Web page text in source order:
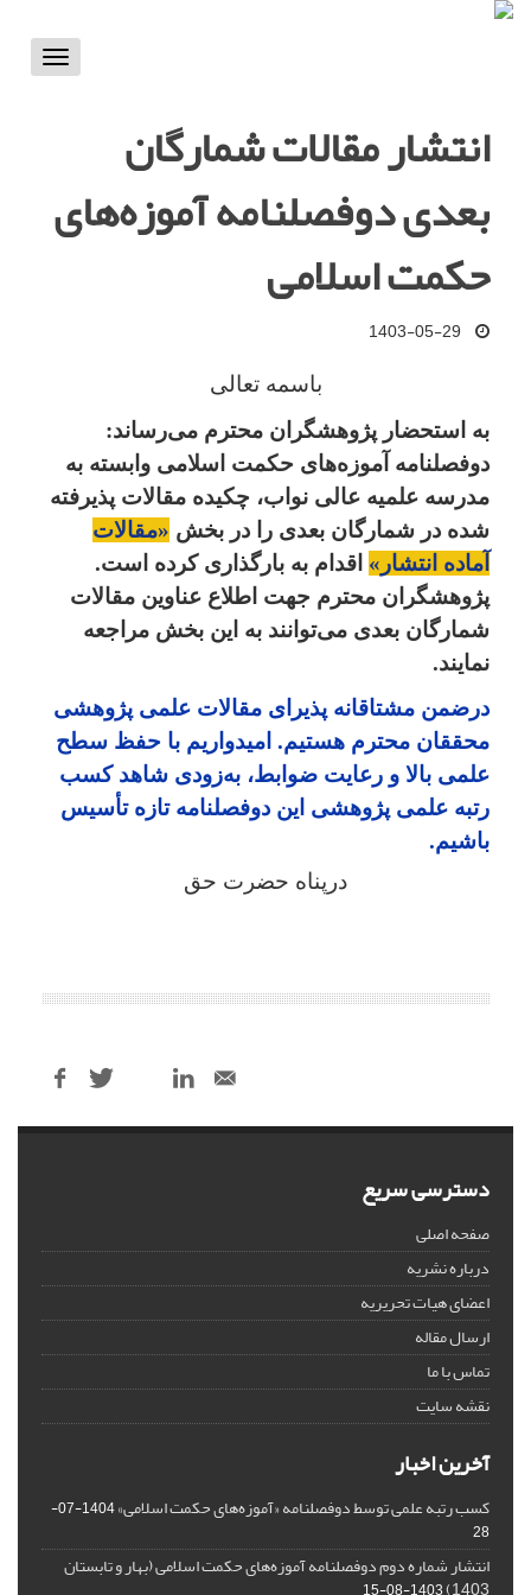
Toggle
انتشار مقالات شمارگان
بعدی دوفصلنامه آموزه‌های
حکمت اسلامی
1403-05-29
باسمه تعالی
به استحضار پژوهشگران محترم می‌رساند:
دوفصلنامه آموزه‌های حکمت اسلامی وابسته به
مدرسه علمیه عالی نواب، چکیده مقالات پذیرفته
شده در شمارگان بعدی را در بخش «مقالات
آماده انتشار» اقدام به بارگذاری کرده است.
پژوهشگران محترم جهت اطلاع عناوین مقالات
شمارگان بعدی می‌توانند به این بخش مراجعه
نمایند.
درضمن مشتاقانه پذیرای مقالات علمی پژوهشی
محققان محترم هستیم. امیدواریم با حفظ سطح
علمی بالا و رعایت ضوابط، به‌زودی شاهد کسب
رتبه علمی پژوهشی این دوفصلنامه تازه تأسیس
باشیم.
درپناه حضرت حق
دسترسی سریع
صفحه اصلی
درباره نشریه
اعضای هیات تحریریه
ارسال مقاله
تماس با ما
نقشه سایت
آخرین اخبار
کسب رتبه علمی توسط دوفصلنامه «آموزه‌های حکمت اسلامی»
1404-07-
28
انتشار شماره دوم دوفصلنامه آموزه‌های حکمت اسلامی (بهار و تابستان